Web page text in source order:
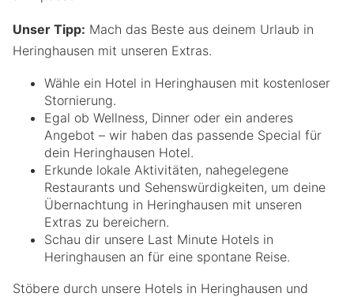
Unser Tipp: Mach das Beste aus deinem Urlaub in
Heringhausen mit unseren Extras.
Wähle ein Hotel in Heringhausen mit kostenloser
Stornierung.
Egal ob Wellness, Dinner oder ein anderes
Angebot – wir haben das passende Special für
dein Heringhausen Hotel.
Erkunde lokale Aktivitäten, nahegelegene
Restaurants und Sehenswürdigkeiten, um deine
Übernachtung in Heringhausen mit unseren
Extras zu bereichern.
Schau dir unsere Last Minute Hotels in
Heringhausen an für eine spontane Reise.
Stöbere durch unsere Hotels in Heringhausen und